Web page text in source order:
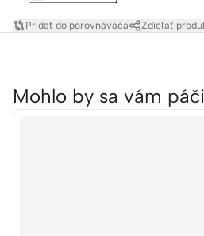
Pridať do porovnávača Zdieľať
Mohlo by sa vám